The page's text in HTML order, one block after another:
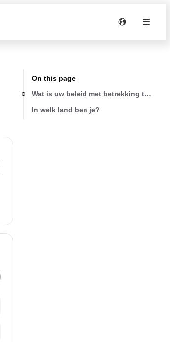
On this page
Wat is uw beleid met betrekking tot
In welk land ben je?